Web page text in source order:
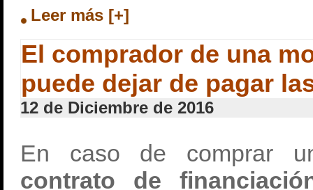
Leer más [+]
El comprador de una
puede dejar de pagar
12 de Diciembre de 2016
En caso de comprar
contrato de